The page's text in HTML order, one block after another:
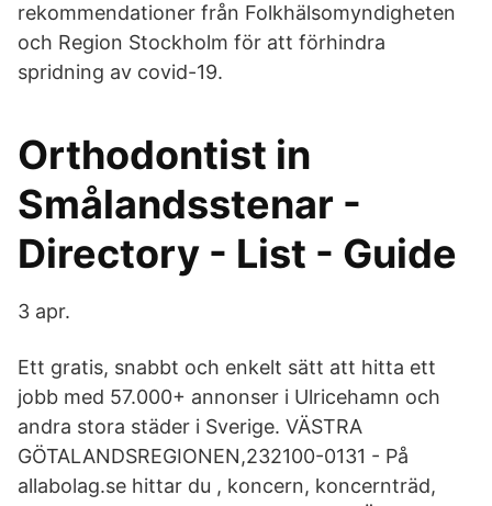
rekommendationer från Folkhälsomyndigheten
och Region Stockholm för att förhindra
spridning av covid-19.
Orthodontist in
Smålandsstenar -
Directory - List - Guide
3 apr.
Ett gratis, snabbt och enkelt sätt att hitta ett
jobb med 57.000+ annonser i Ulricehamn och
andra stora städer i Sverige. VÄSTRA
GÖTALANDSREGIONEN,232100-0131 - På
allabolag.se hittar du , koncern, koncernträd,